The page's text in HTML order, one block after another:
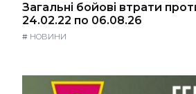
Загальні бойові втрати
24.02.22 по 06.08.26
# НОВИНИ